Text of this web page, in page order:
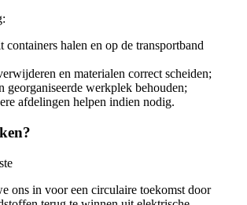
containers halen en op de transportband
en materialen correct scheiden;
georganiseerde werkplek behouden;
afdelingen helpen indien nodig.
ons in voor een circulaire toekomst door